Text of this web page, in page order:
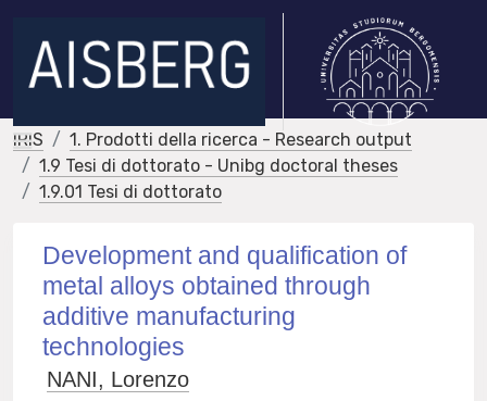
IRIS
1. Prodotti della ricerca - Research output
1.9 Tesi di dottorato - Unibg doctoral theses
1.9.01 Tesi di dottorato
Development and qualification of
metal alloys obtained through
additive manufacturing
technologies
NANI, Lorenzo